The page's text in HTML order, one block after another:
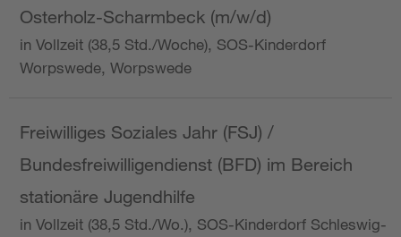
Osterholz-Scharmbeck (m/w/d)
in Vollzeit (38,5 Std./Woche), SOS-Kinderdorf
Worpswede, Worpswede
Freiwilliges Soziales Jahr (FSJ) /
Bundesfreiwilligendienst (BFD) im Bereich
stationäre Jugendhilfe
in Vollzeit (38,5 Std./Wo.), SOS-Kinderdorf Schleswig-